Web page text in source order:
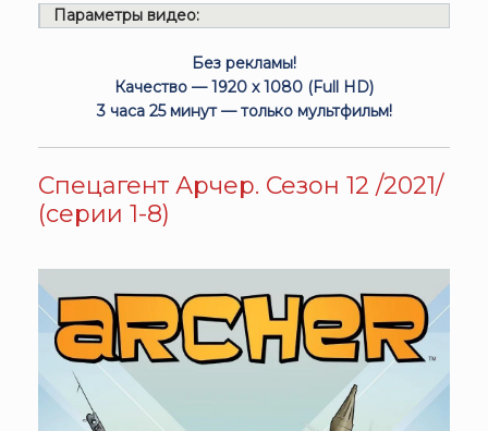
Параметры видео:
Без рекламы!
Качество — 1920 x 1080 (Full HD)
3 часа 25 минут — только мультфильм!
Спецагент Арчер. Сезон 12 /2021/
(серии 1-8)